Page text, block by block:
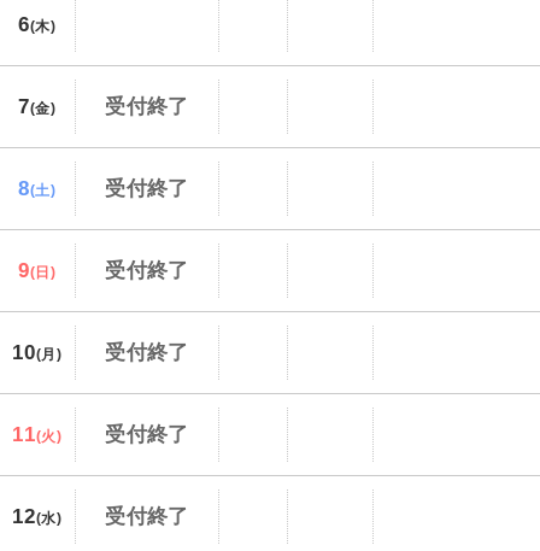
6(木)
7(金) 受付終了
8(土) 受付終了
9(日) 受付終了
10(月) 受付終了
11(火) 受付終了
12(水) 受付終了